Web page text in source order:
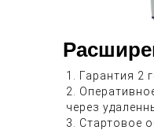
1. Гарантия 2
2.
через
3. Стартовое